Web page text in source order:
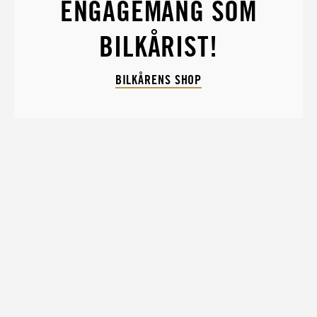
ENGAGEMANG SOM
BILKÅRIST!
BILKÅRENS SHOP